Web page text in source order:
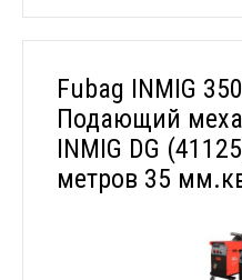
Fubag INMIG
Подающий
INMIG DG
метров 35